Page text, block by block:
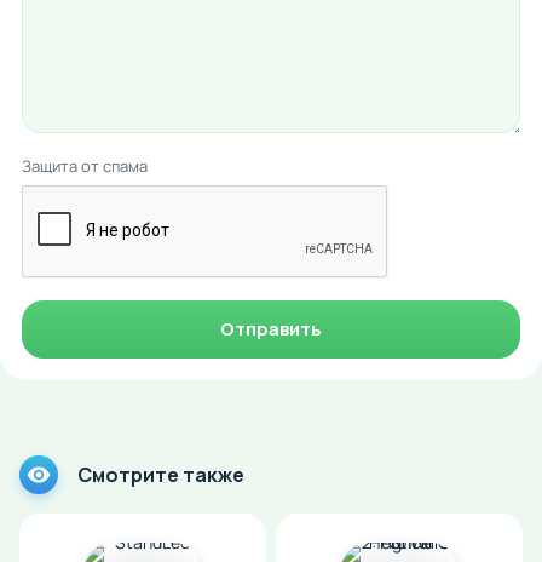
Защита от спама
Отправить
Смотрите также